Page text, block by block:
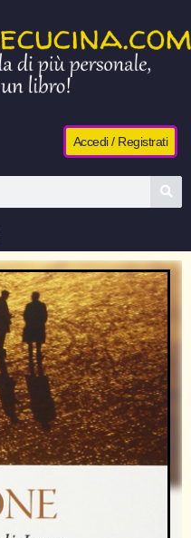
Accedi / Registrati